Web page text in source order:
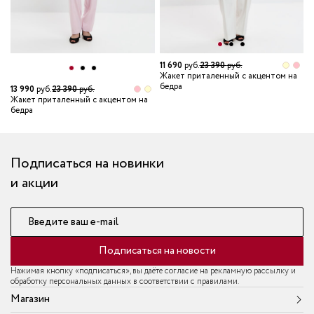
13 990руб.23 390руб.
Жакет приталенный с акцентом на
бедра
11 690руб.23 390руб.
Жакет приталенный с акцентом на
бедра
Подписаться на новинки
и акции
Введите ваш e-mail
Подписаться на новости
Нажимая кнопку «подписаться», вы даёте согласие на рекламную рассылку и
обработку персональных данных в соответствии с правилами.
Магазин